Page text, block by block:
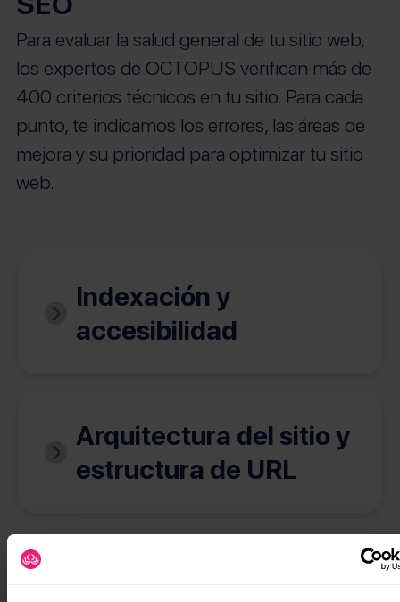
Para evaluar la salud general de tu sitio web,
los expertos de OCTOPUS verifican más de
400 criterios técnicos en tu sitio. Para cada
punto, te indicamos los errores, las áreas de
mejora y su prioridad para optimizar tu sitio
web.
Indexación y
accesibilidad
Arquitectura del sitio y
estructura de URL